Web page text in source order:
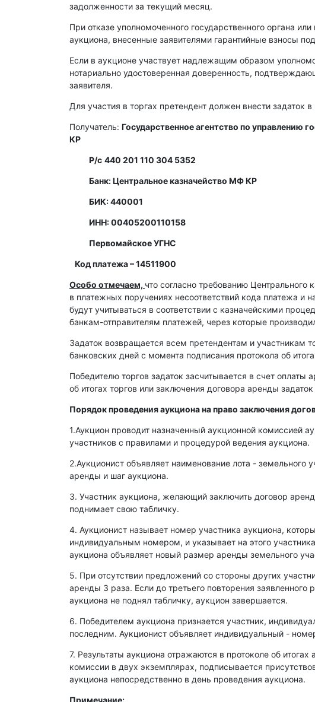
задолженности за текущий месяц.
При отказе уполномоченного государственного органа
аукциона, внесенные заявителями гарантийные взносы
Если в аукционе участвует надлежащим образом
нотариально удостоверенная доверенность,
заявителя.
Для участия в торгах претендент должен внести задаток
Получатель: Государственное агентство по
КР
Р/с 440 201 110 304 5352
Банк: Центральное казначейство МФ КР
БИК: 440001
ИНН: 00405200110158
Первомайское УГНС
Код платежа – 14511900
Особо отмечаем, что согласно требованию
в платежных поручениях несоответствий кода платежа и
будут учитываться в соответствии с казначейскими
банкам-отправителям платежей, через которые
Задаток возвращается всем претендентам и участникам
банковских дней с момента подписания протокола об
Победителю торгов задаток засчитывается в счет оплаты
об итогах торгов или заключения договора аренды
Порядок проведения аукциона на право заключения
1.Аукцион проводит назначенный аукционной комиссией
участников с правилами и процедурой ведения аукциона.
2.Аукционист объявляет наименование лота - земельного
аренды и шаг аукциона.
3. Участник аукциона, желающий заключить договор
поднимает свою табличку.
4. Аукционист называет номер участника аукциона,
индивидуальным номером, и указывает на этого
аукциона объявляет новый размер аренды земельного
5. При отсутствии предложений со стороны других
аренды 3 раза. Если до третьего повторения
аукциона не поднял табличку, аукцион завершается.
6. Победителем аукциона признается участник,
последним. Аукционист объявляет индивидуальный -
7. Результаты аукциона отражаются в протоколе об
комиссии в двух экземплярах, подписывается
аукциона непосредственно в день проведения аукциона.
Примечание: